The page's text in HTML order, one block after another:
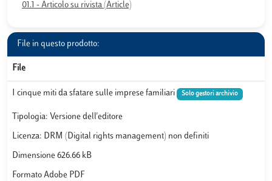
01.1 - Articolo su rivista (Article)
File in questo prodotto:
File
I cinque miti da sfatare sulle imprese familiari Solo gestori archivio
Tipologia: Versione dell'editore
Licenza: DRM (Digital rights management) non definiti
Dimensione 626.66 kB
Formato Adobe PDF